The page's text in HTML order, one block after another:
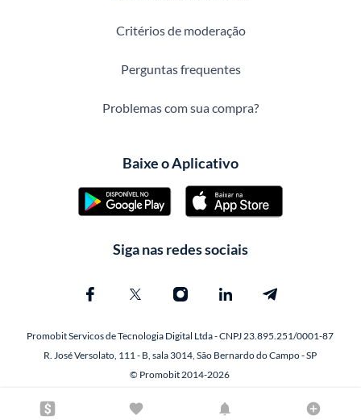
Critérios de moderação
Perguntas frequentes
Problemas com sua compra?
Baixe o Aplicativo
Siga nas redes sociais
Promobit Servicos de Tecnologia Digital Ltda - CNPJ 23.895.251/0001-87
R. José Versolato, 111 - B, sala 3014, São Bernardo do Campo - SP
© Promobit 2014-2026